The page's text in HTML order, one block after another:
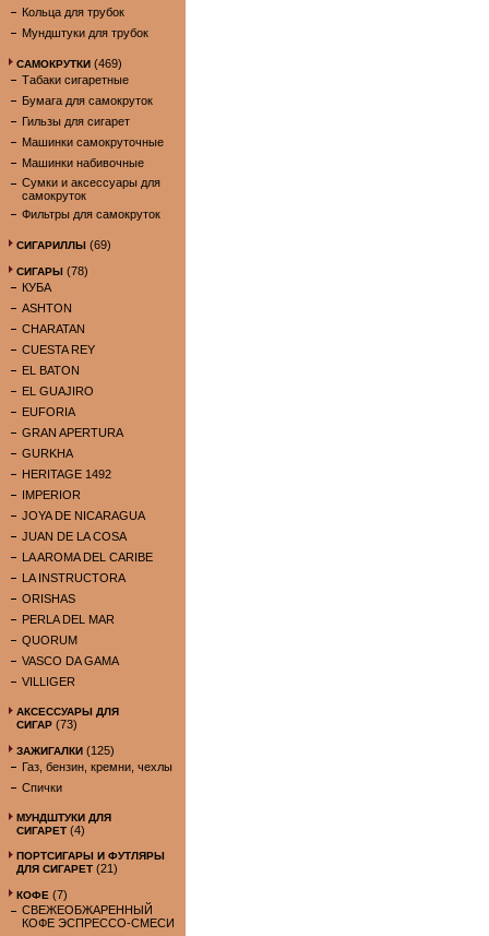
Кольца для трубок
Мундштуки для трубок
САМОКРУТКИ (469)
Табаки сигаретные
Бумага для самокруток
Гильзы для сигарет
Машинки самокруточные
Машинки набивочные
Сумки и аксессуары для
самокруток
Фильтры для самокруток
СИГАРИЛЛЫ (69)
СИГАРЫ (78)
КУБА
ASHTON
CHARATAN
CUESTA REY
EL BATON
EL GUAJIRO
EUFORIA
GRAN APERTURA
GURKHA
HERITAGE 1492
IMPERIOR
JOYA DE NICARAGUA
JUAN DE LA COSA
LA AROMA DEL CARIBE
LA INSTRUCTORA
ORISHAS
PERLA DEL MAR
QUORUM
VASCO DA GAMA
VILLIGER
АКСЕССУАРЫ ДЛЯ
СИГАР (73)
ЗАЖИГАЛКИ (125)
Газ, бензин, кремни, чехлы
Спички
МУНДШТУКИ ДЛЯ
СИГАРЕТ (4)
ПОРТСИГАРЫ И ФУТЛЯРЫ
ДЛЯ СИГАРЕТ (21)
КОФЕ (7)
СВЕЖЕОБЖАРЕННЫЙ
КОФЕ ЭСПРЕССО-СМЕСИ